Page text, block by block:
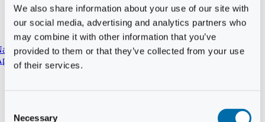
We also share information about your use of our site with
our social media, advertising and analytics partners who
may combine it with other information that you’ve
provided to them or that they’ve collected from your use
of their services.
Necessary
til punkttællinger